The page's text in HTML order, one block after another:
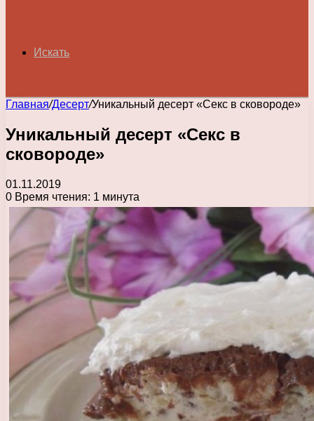
Искать
Главная/Десерт/Уникальный десерт «Секс в сковороде»
Уникальный десерт «Секс в
сковороде»
01.11.2019
0 Время чтения: 1 минута